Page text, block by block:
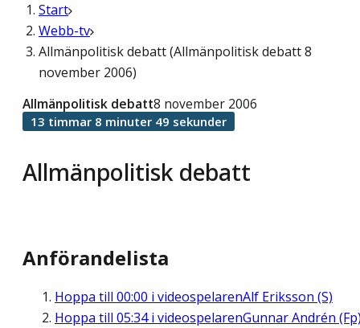
Start
Webb-tv
Allmänpolitisk debatt (Allmänpolitisk debatt 8
november 2006)
Allmänpolitisk debatt
Allmänpolitisk debatt8 november 2006
13 timmar 8 minuter 49 sekunder
Anförandelista
Hoppa till 00:00 i videospelarenAlf Eriksson (S)
Hoppa till 05:34i videospelarenGunnar Andrén